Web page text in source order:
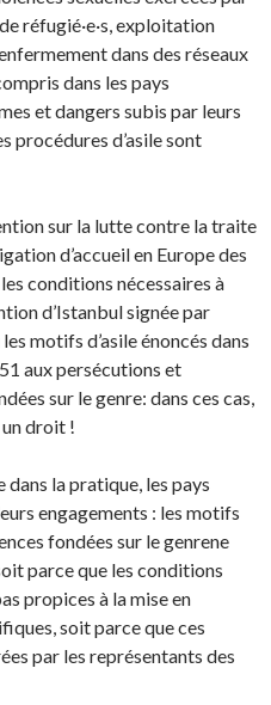
réfugié·e·s, exploitation
dans des réseaux
dans les pays
et dangers subis par leurs
procédures d’asile sont
sur la lutte contre la traite
d’accueil en Europe des
conditions nécessaires à
d’Istanbul signée par
motifs d’asile énoncés dans
aux persécutions et
sur le genre: dans ces cas,
droit !
la pratique, les pays
engagements : les motifs
fondées sur le genrene
parce que les conditions
propices à la mise en
soit parce que ces
par les représentants des